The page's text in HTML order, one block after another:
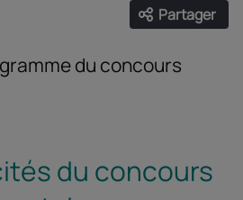
Partager
Ouvrir
du concours
du concours